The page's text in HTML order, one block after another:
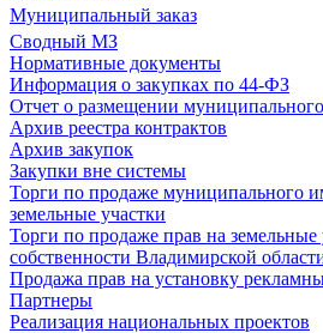
Муниципальный заказ
Сводный МЗ
Нормативные документы
Информация о закупках по 44-ФЗ
Отчет о размещении муниципального
Архив реестра контрактов
Архив закупок
Закупки вне системы
Торги по продаже муниципального
земельные участки
Торги по продаже прав на земельные
собственности Владимирской
Продажа прав на установку
Партнеры
Реализация национальных проектов